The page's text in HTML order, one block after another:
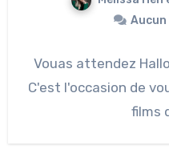
Vouas attendez
C'est l'occasion de
films